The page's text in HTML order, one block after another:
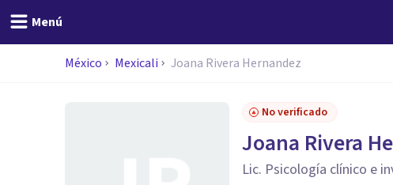
Menú
México Mexicali Joana Rivera Hernandez
No verificado
Joana Rivera
Lic. Psicología clínico e